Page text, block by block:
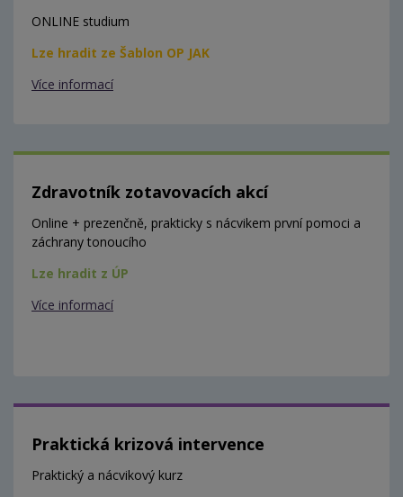
ONLINE studium
Lze hradit ze Šablon OP JAK
Více informací
Zdravotník zotavovacích akcí
Online + prezenčně, prakticky s nácvikem první pomoci a
záchrany tonoucího
Lze hradit z ÚP
Více informací
Praktická krizová intervence
Praktický a nácvikový kurz